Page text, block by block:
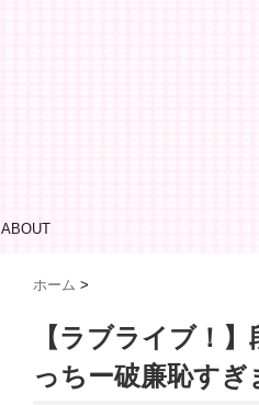
ABOUT
ホーム >
【ラブライブ！
っちー破廉恥す